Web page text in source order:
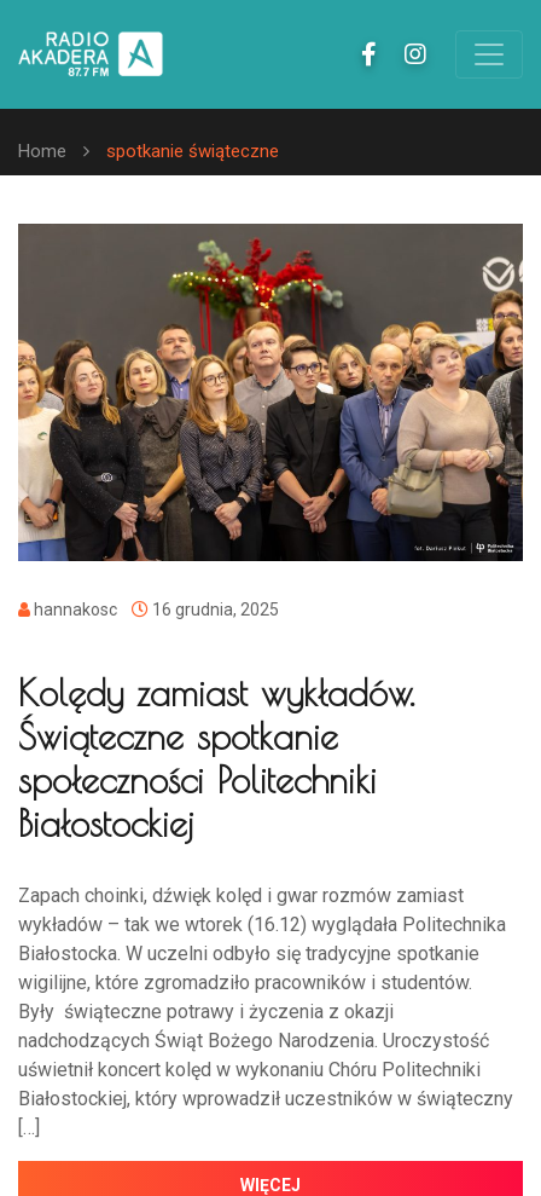
Home spotkanie świąteczne
hannakosc 16 grudnia, 2025
Kolędy zamiast wykładów.
Świąteczne spotkanie
społeczności Politechniki
Białostockiej
Zapach choinki, dźwięk kolęd i gwar rozmów zamiast
wykładów – tak we wtorek (16.12) wyglądała Politechnika
Białostocka. W uczelni odbyło się tradycyjne spotkanie
wigilijne, które zgromadziło pracowników i studentów.
Były świąteczne potrawy i życzenia z okazji
nadchodzących Świąt Bożego Narodzenia. Uroczystość
uświetnił koncert kolęd w wykonaniu Chóru Politechniki
Białostockiej, który wprowadził uczestników w świąteczny
[…]
WIĘCEJ